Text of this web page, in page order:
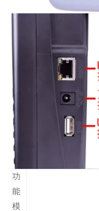
功
能
模